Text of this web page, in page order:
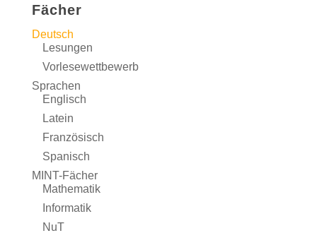
Fächer
Deutsch
Lesungen
Vorlesewettbewerb
Sprachen
Englisch
Latein
Französisch
Spanisch
MINT-Fächer
Mathematik
Informatik
NuT